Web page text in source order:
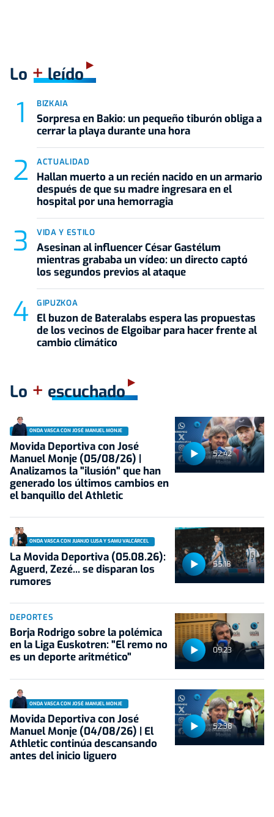
Lo +leído
BIZKAIA
Sorpresa en Bakio: un pequeño tiburón obliga a
cerrar la playa durante una hora
ACTUALIDAD
Hallan muerto a un recién nacido en un armario
después de que su madre ingresara en el
hospital por una hemorragia
VIDA Y ESTILO
Asesinan al influencer César Gastélum
mientras grababa un vídeo: un directo captó
los segundos previos al ataque
GIPUZKOA
El buzon de Bateralabs espera las propuestas
de los vecinos de Elgoibar para hacer frente al
cambio climático
Lo + escuchado
52:42
ONDA VASCA CON JOSÉ MANUEL MONJE
Movida Deportiva con José
Manuel Monje (05/08/26) |
Analizamos la "ilusión" que han
generado los últimos cambios en
el banquillo del Athletic
55:18
ONDA VASCA CON JUANJO LUSA Y SAMU VALCÁRCEL
La Movida Deportiva (05.08.26):
Aguerd, Zezé... se disparan los
rumores
09:23
DEPORTES
Borja Rodrigo sobre la polémica
en la Liga Euskotren: "El remo no
es un deporte aritmético"
52:38
ONDA VASCA CON JOSÉ MANUEL MONJE
Movida Deportiva con José
Manuel Monje (04/08/26) | El
Athletic continúa descansando
antes del inicio liguero